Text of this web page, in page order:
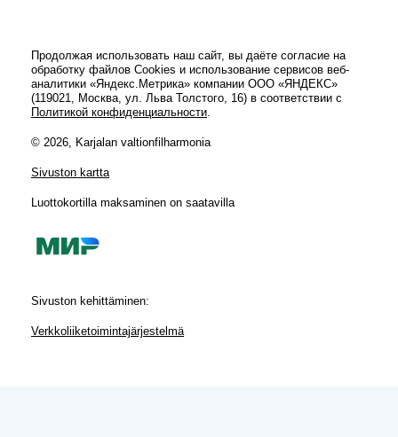
Продолжая использовать наш сайт, вы даёте согласие на
обработку файлов Cookies и использование сервисов веб-
аналитики «Яндекс.Метрика» компании ООО «ЯНДЕКС»
(119021, Москва, ул. Льва Толстого, 16) в соответствии с
Политикой конфиденциальности.
© 2026, Karjalan valtionfilharmonia
Sivuston kartta
Luottokortilla maksaminen on saatavilla
Sivuston kehittäminen:
Verkkoliiketoimintajärjestelmä